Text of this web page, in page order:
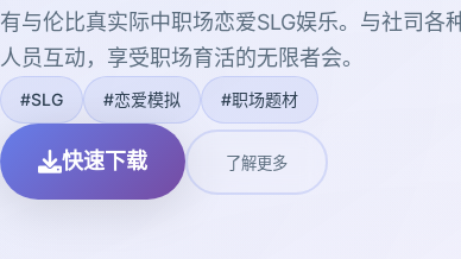
有与伦比真实际中职场恋爱SLG娱乐。与社司各
人员互动，享受职场育活的无限者会。
#SLG #恋爱模拟 #职场题材
快速下载 了解更多